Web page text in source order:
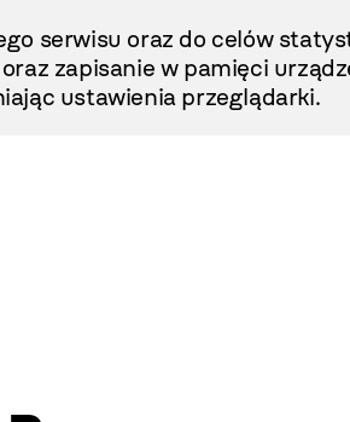
serwisu oraz do celów
zapisanie w pamięci
ustawienia przeglądarki.